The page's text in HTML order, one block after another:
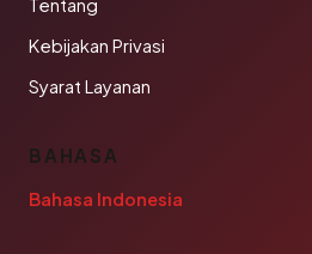
Tentang
Kebijakan Privasi
Syarat Layanan
BAHASA
Bahasa Indonesia